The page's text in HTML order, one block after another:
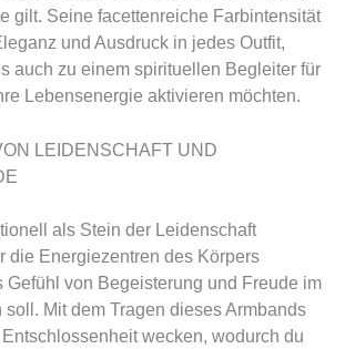
gilt. Seine facettenreiche Farbintensität
und Ausdruck in jedes Outfit,
auch zu einem spirituellen Begleiter für
Lebensenergie aktivieren möchten.
LEIDENSCHAFT UND
als Stein der Leidenschaft
die Energiezentren des Körpers
Gefühl von Begeisterung und Freude im
soll. Mit dem Tragen dieses Armbands
wecken, wodurch du